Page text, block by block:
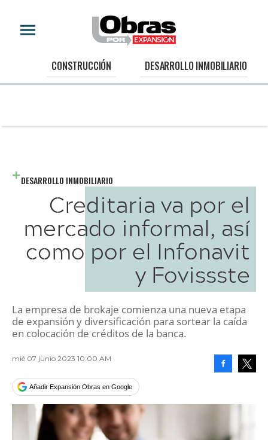
CONSTRUCCIÓN DESARROLLO INMOBILIARIO
DESARROLLO INMOBILIARIO
Creditaria va por el
mercado informal, así
como por el Infonavit
y Fovissste
La empresa de brokaje comienza una nueva etapa
de expansión y diversificación para sortear la caída
en colocación de créditos de la banca.
mié 07 junio 2023 10:00 AM
Añadir Expansión Obras en Google